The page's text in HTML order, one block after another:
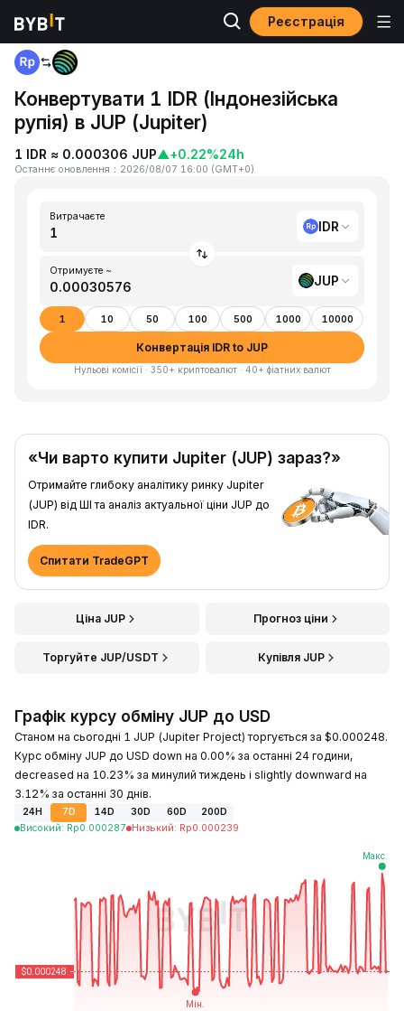
Реєстрація
Головна
Конвертувати 1 IDR (Індонезійська
рупія) в JUP (Jupiter)
1 IDR ≈ 0.000306 JUP▲+0.22%24h
Останнє оновлення ： 2026/08/07 16:00 (GMT+0)
Витрачаєте
IDR
Отримуєте ~
JUP
1 10 50 100 500 1000 10000
Конвертація IDR to JUP
Нульові комісії · 350+ криптовалют · 40+ фіатних валют
«Чи варто купити Jupiter (JUP) зараз?»
Отримайте глибоку аналітику ринку Jupiter
(JUP) від ШІ та аналіз актуальної ціни JUP до
IDR.
Спитати TradeGPT
Ціна JUP Прогноз ціни
Торгуйте JUP/USDT Купівля JUP
Графік курсу обміну JUP до USD
Станом на сьогодні 1 JUP (Jupiter Project) торгується за $0.000248.
Курс обміну JUP до USD down на 0.00% за останні 24 години,
decreased на 10.23% за минулий тиждень і slightly downward на
3.12% за останні 30 днів.
24H 7D 14D 30D 60D
200D
Високий: Rp0.000287 Низький: Rp0.000239
Останнє оновлення: 2026-08-07, 16:00 GMT+0